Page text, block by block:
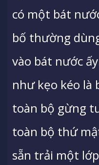
có một bát
bố thường
vào bát nước
như kẹo kéo
toàn bộ gừng
toàn bộ thứ
sẵn trải một